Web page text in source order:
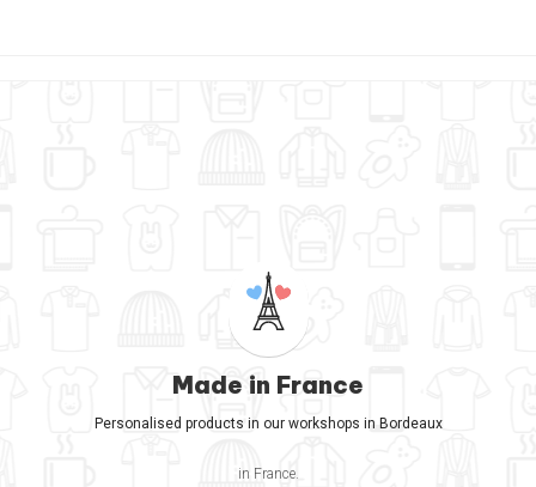
Made in France
Personalised products in our workshops in Bordeaux
in France.